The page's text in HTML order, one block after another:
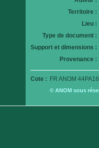
Territoire :
Lieu :
Type de document :
Support et dimensions :
Provenance :
Cote : FR ANOM
© ANOM sous